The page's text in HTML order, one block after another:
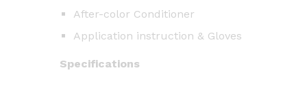
After-color Conditioner
Application instruction & Gloves
Specifications